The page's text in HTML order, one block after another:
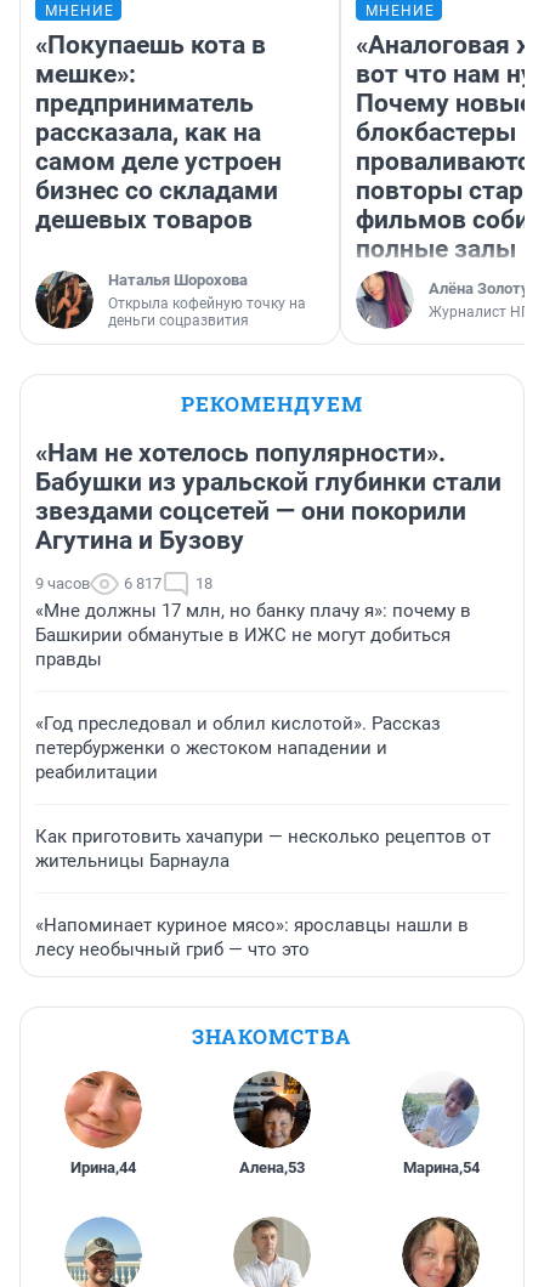
МНЕНИЕ
«Покупаешь кота в
мешке»:
предприниматель
рассказала, как на
самом деле устроен
бизнес со складами
дешевых товаров
Наталья Шорохова
Открыла кофейную точку на
деньги соцразвития
МНЕНИЕ
«Аналоговая
вот что нам
Почему новые
блокбастеры
повторы
фильмов
полные залы
Алёна
Журналист НГС
РЕКОМЕНДУЕМ
«Нам не хотелось популярности».
Бабушки из уральской глубинки стали
звездами соцсетей — они покорили
Агутина и Бузову
9 часов 6 817 18
«Мне должны 17 млн, но банку плачу я»: почему в
Башкирии обманутые в ИЖС не могут добиться
правды
«Год преследовал и облил кислотой». Рассказ
петербурженки о жестоком нападении и
реабилитации
Как приготовить хачапури — несколько рецептов от
жительницы Барнаула
«Напоминает куриное мясо»: ярославцы нашли в
лесу необычный гриб — что это
ЗНАКОМСТВА
Ирина,44 Алена,53 Марина,54